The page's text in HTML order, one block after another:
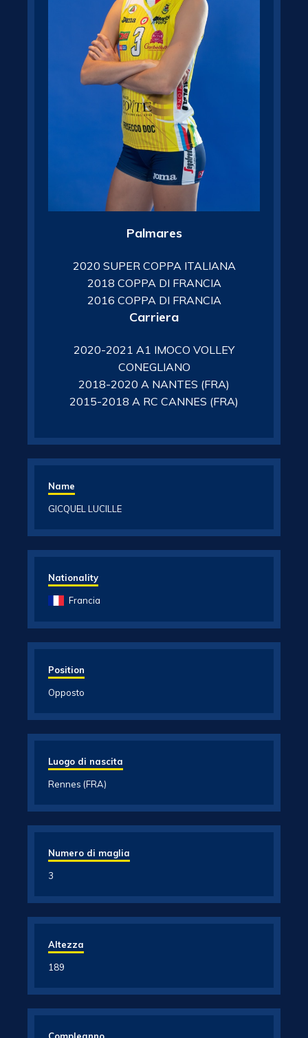
Palmares
2020 SUPER COPPA ITALIANA
2018 COPPA DI FRANCIA
2016 COPPA DI FRANCIA
Carriera
2020-2021 A1 IMOCO VOLLEY
CONEGLIANO
2018-2020 A NANTES (FRA)
2015-2018 A RC CANNES (FRA)
Name
GICQUEL LUCILLE
Nationality
Francia
Position
Opposto
Luogo di nascita
Rennes (FRA)
Numero di maglia
3
Altezza
189